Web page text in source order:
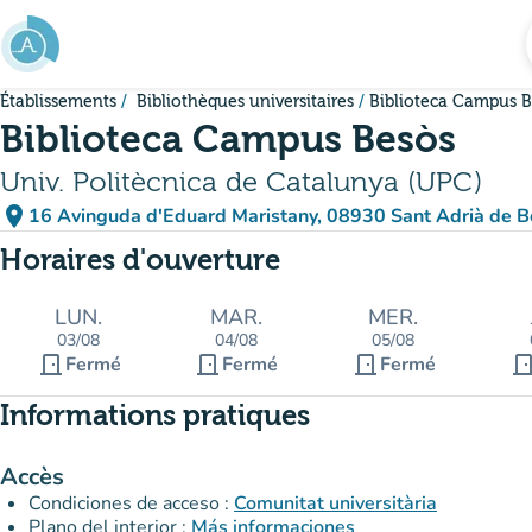
Aller au contenu principal
Établissements Bibliothèques universitaires Biblioteca Campus
Biblioteca Campus Besòs
Univ. Politècnica de Catalunya (UPC)
place 16 Avinguda d'Eduard Maristany, 08930 Sant Adrià de
(ouvrir dans Google
(nouvel onglet)
Horaires d'ouverture
LUN.
03/08
door_front Fermé
MAR.
04/08
door_front Fermé
MER.
05/08
door_front Fermé door_front
Informations pratiques
Accès
Condiciones de acceso : Comunitat universitària